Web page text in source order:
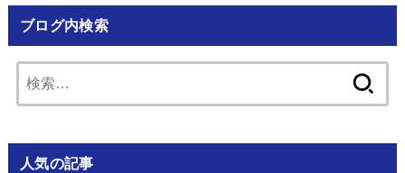
ブログ内検索
索:
人気の記事